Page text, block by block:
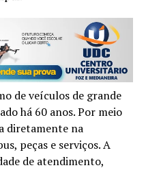
de veículos de grande
há 60 anos. Por meio
diretamente na
peças e serviços. A
de atendimento,